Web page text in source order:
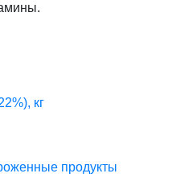
кг
продукты